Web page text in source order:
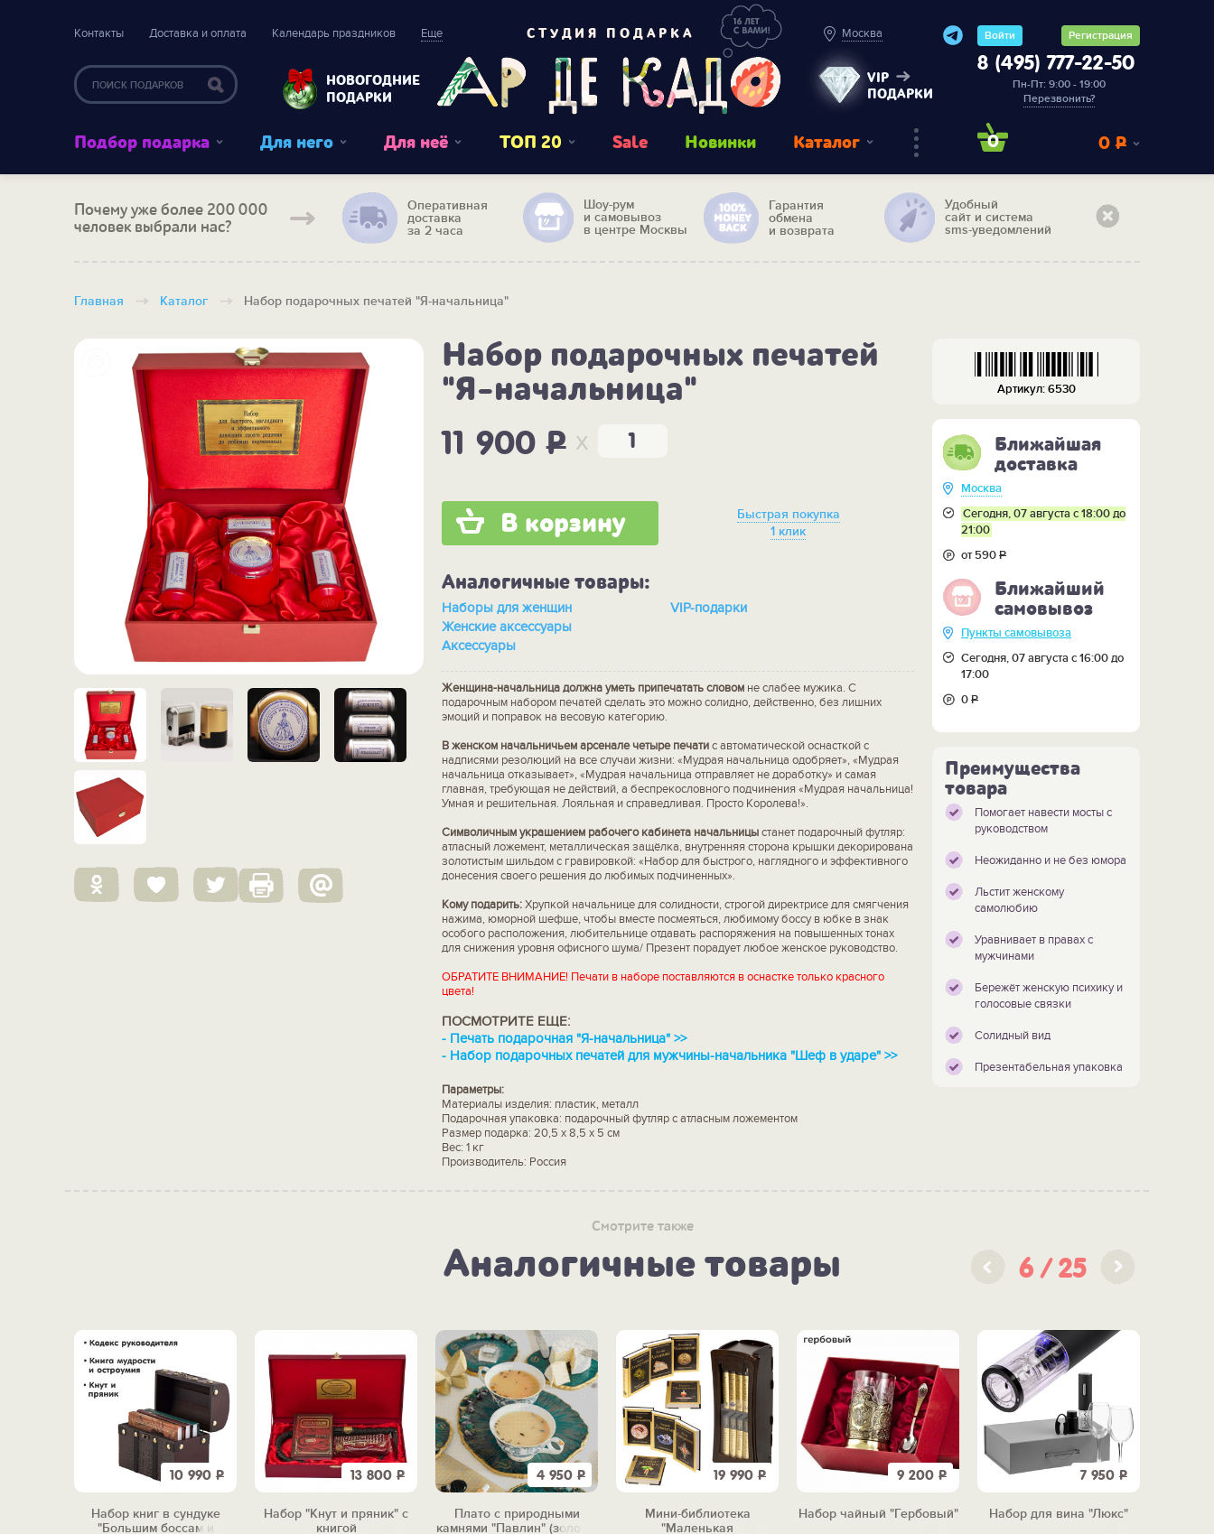
Контакты Доставка и оплата Календарь праздников Еще
НОВОГОДНИЕ
ПОДАРКИ
СТУДИЯ ПОДАРКА Москва
VIP
ПОДАРКИ
Войти Регистрация
8 (495) 777-22-50
Пн-Пт: 9:00 - 19:00
Перезвонить?
Подбор подарка Для него Для неё ТОП 20 Sale Новинки Каталог 0 0 Р
Почему уже более 200 000
человек выбрали нас?
Оперативная
доставка
за 2 часа
Шоу-рум
и самовывоз
в центре Москвы
Гарантия
обмена
и возврата
Удобный
сайт и система
sms-уведомлений
Главная Каталог Набор подарочных печатей "Я-начальница"
Набор подарочных печатей
"Я-начальница"
11 900P x
В корзину
Быстрая покупка
1 клик
Аналогичные товары:
Наборы для женщин
Женские аксессуары
Аксессуары
VIP-подарки
Женщина-начальница должна уметь припечатать словом не слабее мужика. С
подарочным набором печатей сделать это можно солидно, действенно, без лишних
эмоций и поправок на весовую категорию.
В женском начальничьем арсенале четыре печатис автоматической оснасткой с
надписями резолюций на все случаи жизни: «Мудрая начальница одобряет», «Мудрая
начальница отказывает», «Мудрая начальница отправляет не доработку» и самая
главная, требующая не действий, а беспрекословного подчинения «Мудрая начальница!
Умная и решительная. Лояльная и справедливая. Просто Королева!».
Символичным украшением рабочего кабинета начальницыстанет подарочный футляр:
атласный ложемент, металлическая защёлка, внутренняя сторона крышки декорирована
золотистым шильдом с гравировкой: «Набор для быстрого, наглядного и эффективного
донесения своего решения до любимых подчиненных».
Кому подарить:Хрупкой начальнице для солидности, строгой директрисе для смягчения
нажима, юморной шефше, чтобы вместе посмеяться, любимому боссу в юбке в знак
особого расположения, любительнице отдавать распоряжения на повышенных тонах
для снижения уровня офисного шума/ Презент порадует любое женское руководство.
ОБРАТИТЕ ВНИМАНИЕ! Печати в наборе поставляются в оснастке только красного
цвета!
ПОСМОТРИТЕ ЕЩЕ:
- Печать подарочная "Я-начальница" >>
- Набор подарочных печатей для мужчины-начальника "Шеф в ударе" >>
Параметры:
Материалы изделия: пластик, металл
Подарочная упаковка: подарочный футляр с атласным ложементом
Размер подарка: 20,5 х 8,5 х 5 см
Вес: 1 кг
Производитель: Россия
Артикул: 6530
Ближайшая
доставка
Москва
Сегодня, 07 августа с 18:00 до
21:00
от 590Р
Ближайший
самовывоз
Пункты самовывоза
Сегодня, 07 августа с 16:00 до
17:00
0Р
Преимущества
товара
Помогает навести мосты с
руководством
Неожиданно и не без юмора
Льстит женскому
самолюбию
Уравнивает в правах с
мужчинами
Бережёт женскую психику и
голосовые связки
Солидный вид
Презентабельная упаковка
Смотрите также
Аналогичные товары 6 25
10 990 Р
Набор книг в сундуке
"Большим боссам и
13 800 Р
Набор "Кнут и пряник" с
книгой
4 950 Р
Плато с природными
камнями "Павлин" (золото)
19 990 Р
Мини-библиотека
"Маленькая
9 200 Р
Набор чайный "Гербовый"
7 950 Р
Набор для вина "Люкс"